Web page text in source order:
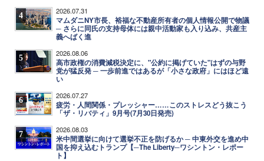
4 2026.07.31
マムダニNY市長、裕福な不動産所有者の個人情報公開で物議
─ さらに同氏の支持母体には親中活動家も入り込み、共産主
義へばく進
5 2026.08.06
高市政権の消費減税決定に、"公約に掲げていた"はずの与野
党が猛反発 ─ 一歩前進ではあるが「小さな政府」にはほど遠
い
6 2026.07.27
疲労・人間関係・プレッシャー……このストレスどう抜こう
「ザ・リバティ」9月号(7月30日発売)
7 2026.08.03
米中間選挙に向けて選挙不正を防げるか ─ 中東外交を進め中
国を抑え込むトランプ【─The Liberty─ワシントン・レポー
ト】